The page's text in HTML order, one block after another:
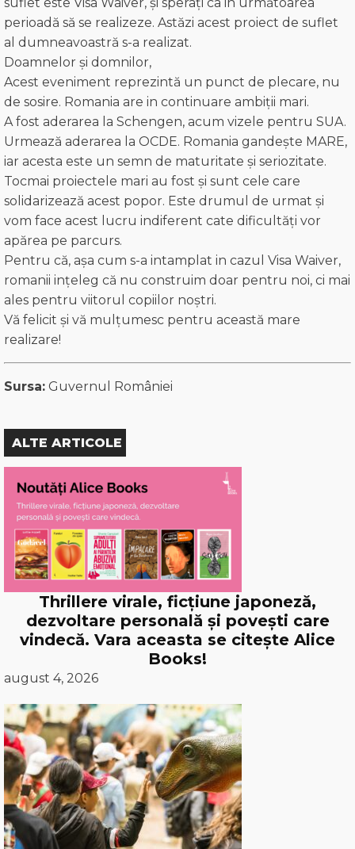
perioadă să se realizeze. Astăzi acest proiect de suflet
al dumneavoastră s-a realizat.
Doamnelor și domnilor,
Acest eveniment reprezintă un punct de plecare, nu
de sosire. Romania are in continuare ambiții mari.
A fost aderarea la Schengen, acum vizele pentru SUA.
Urmează aderarea la OCDE. Romania gandește MARE,
iar acesta este un semn de maturitate și seriozitate.
Tocmai proiectele mari au fost și sunt cele care
solidarizează acest popor. Este drumul de urmat și
vom face acest lucru indiferent cate dificultăți vor
apărea pe parcurs.
Pentru că, așa cum s-a intamplat in cazul Visa Waiver,
romanii ințeleg că nu construim doar pentru noi, ci mai
ales pentru viitorul copiilor noștri.
Vă felicit și vă mulțumesc pentru această mare
realizare!
Sursa: Guvernul României
ALTE ARTICOLE
Thrillere virale, ficțiune japoneză,
dezvoltare personală și povești care
vindecă. Vara aceasta se citește Alice
Books!
august 4, 2026